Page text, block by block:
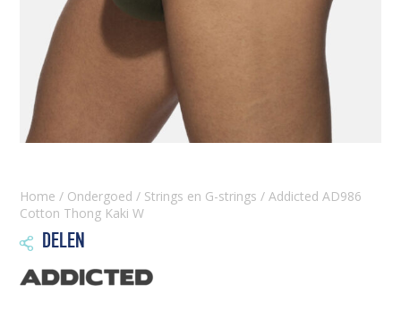
Home / Ondergoed / Strings en G-strings / Addicted AD986
Cotton Thong Kaki W
 DELEN